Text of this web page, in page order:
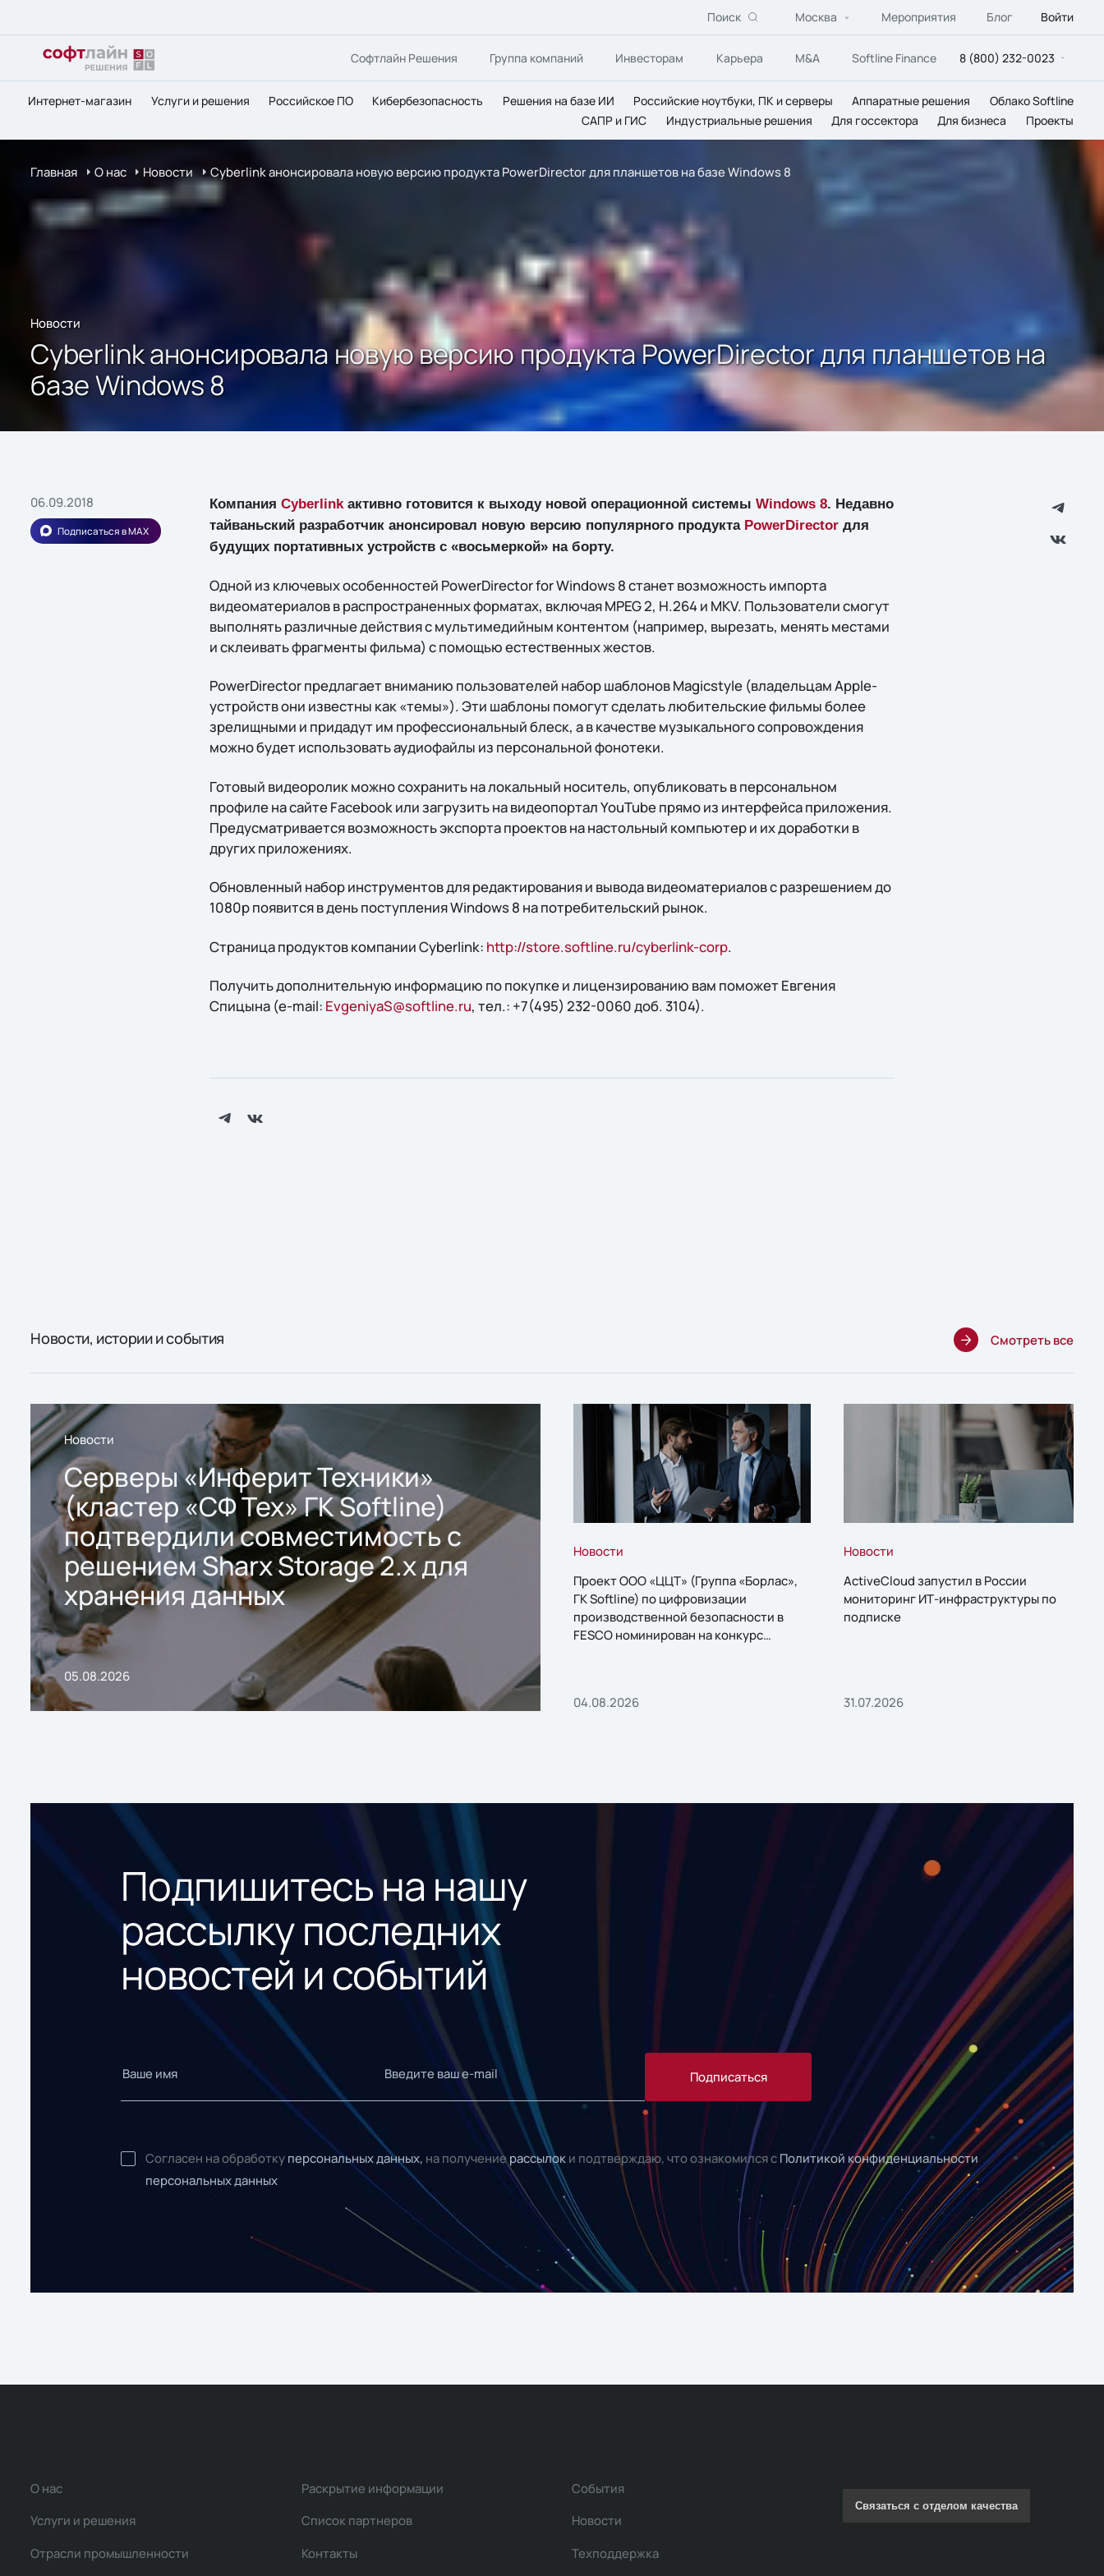
Поиск Москва Мероприятия Блог Войти
Софтлайн Решения Группа компаний Инвесторам Карьера M&A Softline Finance 8 (800) 232-0023
Интернет-магазин Услуги и решения Российское ПО Кибербезопасность Решения на базе ИИ Российские ноутбуки, ПК и серверы Аппаратные решения
Облако Softline
САПР и ГИС
Индустриальные решения Для госсектора Для бизнеса Проекты
Главная О нас Новости Cyberlink анонсировала новую версию продукта PowerDirector для планшетов на базе Windows 8
Новости
Cyberlink анонсировала новую версию продукта PowerDirector для планшетов на
базе Windows 8
06.09.2018
Подписаться в MAX
Компания Cyberlinkактивно готовится к выходу новой операционной системы Windows 8. Недавно
тайваньский разработчик анонсировал новую версию популярного продукта PowerDirectorдля
будущих портативных устройств с «восьмеркой» на борту.
Одной из ключевых особенностей PowerDirector for Windows 8 станет возможность импорта
видеоматериалов в распространенных форматах, включая MPEG 2, H.264 и MKV. Пользователи смогут
выполнять различные действия с мультимедийным контентом (например, вырезать, менять местами
и склеивать фрагменты фильма) с помощью естественных жестов.
PowerDirector предлагает вниманию пользователей набор шаблонов Magicstyle (владельцам Apple-
устройств они известны как «темы»). Эти шаблоны помогут сделать любительские фильмы более
зрелищными и придадут им профессиональный блеск, а в качестве музыкального сопровождения
можно будет использовать аудиофайлы из персональной фонотеки.
Готовый видеоролик можно сохранить на локальный носитель, опубликовать в персональном
профиле на сайте Facebook или загрузить на видеопортал YouTube прямо из интерфейса приложения.
Предусматривается возможность экспорта проектов на настольный компьютер и их доработки в
других приложениях.
Обновленный набор инструментов для редактирования и вывода видеоматериалов с разрешением до
1080p появится в день поступления Windows 8 на потребительский рынок.
Страница продуктов компании Cyberlink: http://store.softline.ru/cyberlink-corp.
Получить дополнительную информацию по покупке и лицензированию вам поможет Евгения
Спицына (e-mail: EvgeniyaS@softline.ru, тел.: +7(495) 232-0060 доб. 3104).
Новости, истории и события Смотреть все
Новости
Серверы «Инферит Техники»
(кластер «СФ Тех» ГК Softline)
подтвердили совместимость с
решением Sharx Storage 2.x для
хранения данных
05.08.2026
Новости
Проект ООО «ЦЦТ» (Группа «Борлас»,
ГК Softline) по цифровизации
производственной безопасности в
FESCO номинирован на конкурс
04.08.2026
Новости
ActiveCloud запустил в России
мониторинг ИТ-инфраструктуры по
подписке
31.07.2026
Подпишитесь на нашу
рассылку последних
новостей и событий
Подписаться
Согласен на обработку персональных данных, на получениерассылок и подтверждаю, что ознакомился с Политикой конфиденциальности
персональных данных
О нас
Услуги и решения
Отрасли промышленности
Раскрытие информации
Список партнеров
Контакты
События
Новости
Техподдержка
Связаться с отделом качества